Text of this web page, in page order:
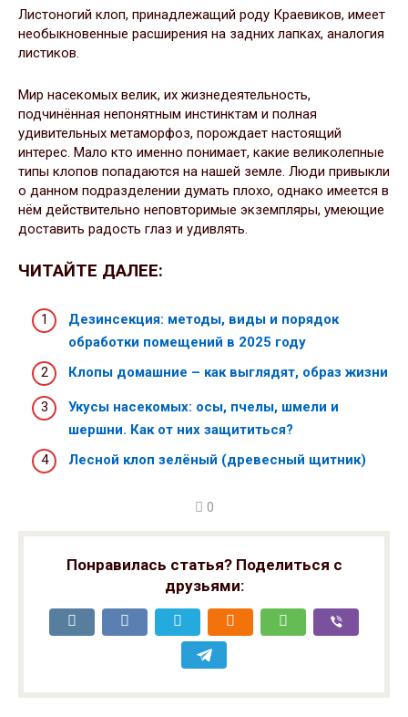
Листоногий клоп, принадлежащий роду Краевиков, имеет
необыкновенные расширения на задних лапках, аналогия
листиков.
Мир насекомых велик, их жизнедеятельность,
подчинённая непонятным инстинктам и полная
удивительных метаморфоз, порождает настоящий
интерес. Мало кто именно понимает, какие великолепные
типы клопов попадаются на нашей земле. Люди привыкли
о данном подразделении думать плохо, однако имеется в
нём действительно неповторимые экземпляры, умеющие
доставить радость глаз и удивлять.
ЧИТАЙТЕ ДАЛЕЕ:
Дезинсекция: методы, виды и порядок
обработки помещений в 2025 году
Клопы домашние – как выглядят, образ жизни
Укусы насекомых: осы, пчелы, шмели и
шершни. Как от них защититься?
Лесной клоп зелёный (древесный щитник)
0
Понравилась статья? Поделиться с
друзьями: